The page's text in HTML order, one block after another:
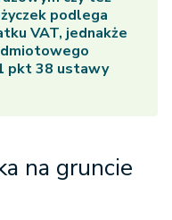
podlega
VAT, jednakże
pkt 38 ustawy
na gruncie